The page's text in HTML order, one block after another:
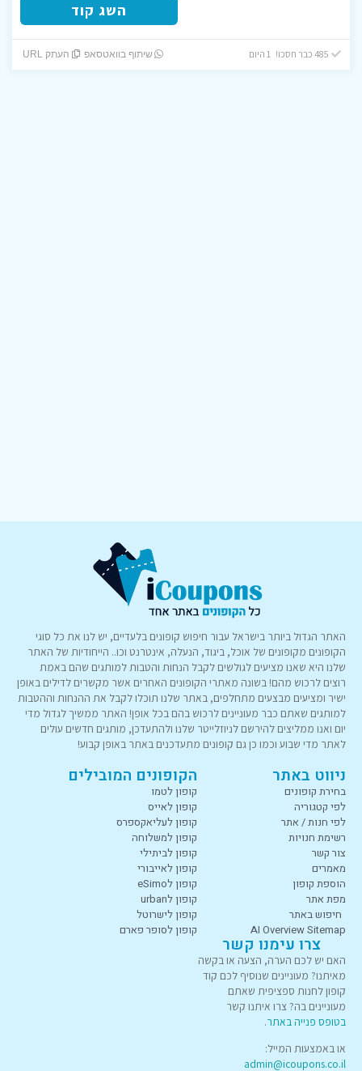
השג קוד
שיתוף בוואטסאפ העתק URL
האתר הגדול ביותר בישראל עבור חיפוש קופונים בלעדיים, יש לנו את כל סוגי
הקופונים מקופונים של אוכל, ביגוד, הנעלה, אינטרנט וכו.. הייחודיות של האתר
שלנו היא שאנו מציעים לגולשים לקבל הנחות והטבות למותגים שהם באמת
רוצים לרכוש מהם! בשונה מאתרי הקופונים האחרים אשר מקשרים לדילים באופן
ישיר ומציעים מבצעים מתחלפים, באתר שלנו תוכלו לקבל את ההנחות וההטבות
למותגים שאתם כבר מעוניינים לרכוש בהם בכל אופן! האתר ממשיך לגדול מדי
יום ואנו ממליצים להירשם לניוזלייטר שלנו ולהתעדכן, מותגים חדשים עולים
לאתר מדי שבוע וכמו כן גם קופונים מתעדכנים באתר באופן קבוע!
ניווט באתר
בחירת קופונים
לפי קטגוריה
לפי חנות / אתר
רשימת חנויות
צור קשר
מאמרים
הוספת קופון
מפת אתר
חיפוש באתר
AI Overview Sitemap
הקופונים המובילים
קופון לטמו
קופון לאייס
קופון לעליאקספרס
קופון למשלוחה
קופון לביתילי
קופון לאייבורי
קופון לeSimo
קופון לurban
קופון לישרוטל
קופון לסופר פארם
צרו עימנו קשר
האם יש לכם הערה, הצעה או בקשה
מאיתנו? מעוניינים שנוסיף לכם קוד
קופון לחנות ספציפית שאתם
מעוניינים בה? צרו איתנו קשר
בטופס פנייה באתר.
או באמצעות המייל:
admin@icoupons.co.il